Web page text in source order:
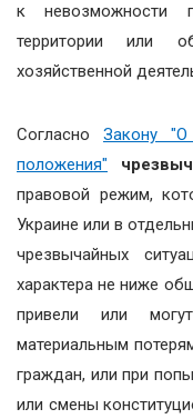
к невозможности
территории или
хозяйственной
Согласно Закону "О
положения"
правовой режим,
Украине или в
чрезвычайных
характера не ниже
привели или
материальным
граждан, или при
или смены